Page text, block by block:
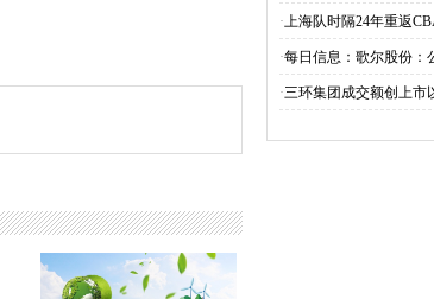
·上海队时隔24年重返
·每日信息：歌尔股份：
·三环集团成交额创上市